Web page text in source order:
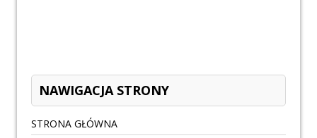
NAWIGACJA STRONY
STRONA GŁÓWNA